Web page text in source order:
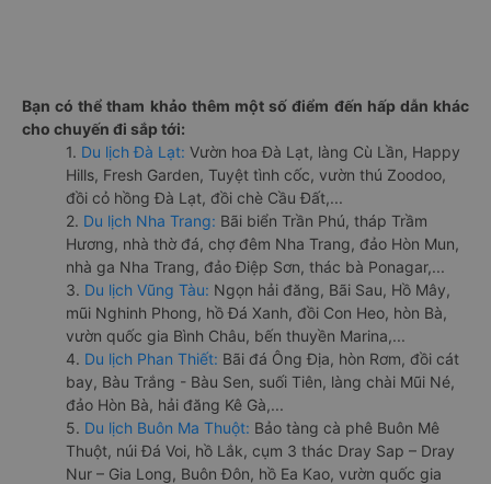
Bạn có thể tham khảo thêm một số điểm đến hấp dẫn khác
cho chuyến đi sắp tới:
1. Du lịch Đà Lạt: Vườn hoa Đà Lạt, làng Cù Lần, Happy
Hills, Fresh Garden, Tuyệt tình cốc, vườn thú Zoodoo,
đồi cỏ hồng Đà Lạt, đồi chè Cầu Đất,...
2. Du lịch Nha Trang: Bãi biển Trần Phú, tháp Trầm
Hương, nhà thờ đá, chợ đêm Nha Trang, đảo Hòn Mun,
nhà ga Nha Trang, đảo Điệp Sơn, thác bà Ponagar,...
3. Du lịch Vũng Tàu: Ngọn hải đăng, Bãi Sau, Hồ Mây,
mũi Nghinh Phong, hồ Đá Xanh, đồi Con Heo, hòn Bà,
vườn quốc gia Bình Châu, bến thuyền Marina,...
4. Du lịch Phan Thiết: Bãi đá Ông Địa, hòn Rơm, đồi cát
bay, Bàu Trắng - Bàu Sen, suối Tiên, làng chài Mũi Né,
đảo Hòn Bà, hải đăng Kê Gà,...
5. Du lịch Buôn Ma Thuột: Bảo tàng cà phê Buôn Mê
Thuột, núi Đá Voi, hồ Lắk, cụm 3 thác Dray Sap – Dray
Nur – Gia Long, Buôn Đôn, hồ Ea Kao, vườn quốc gia